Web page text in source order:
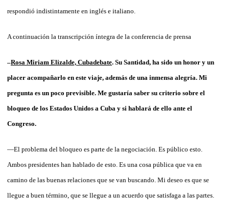
respondió indistintamente en inglés e italiano.
A continuación la transcripción íntegra de la conferencia de prensa
–Rosa Miriam Elizalde, Cubadebate. Su Santidad, ha sido un honor y un
placer acompañarlo en este viaje, además de una inmensa alegría. Mi
pregunta es un poco previsible. Me gustaría saber su criterio sobre el
bloqueo de los Estados Unidos a Cuba y si hablará de ello ante el
Congreso.
—El problema del bloqueo es parte de la negociación. Es público esto.
Ambos presidentes han hablado de esto. Es una cosa pública que va en
camino de las buenas relaciones que se van buscando. Mi deseo es que se
llegue a buen término, que se llegue a un acuerdo que satisfaga a las partes.